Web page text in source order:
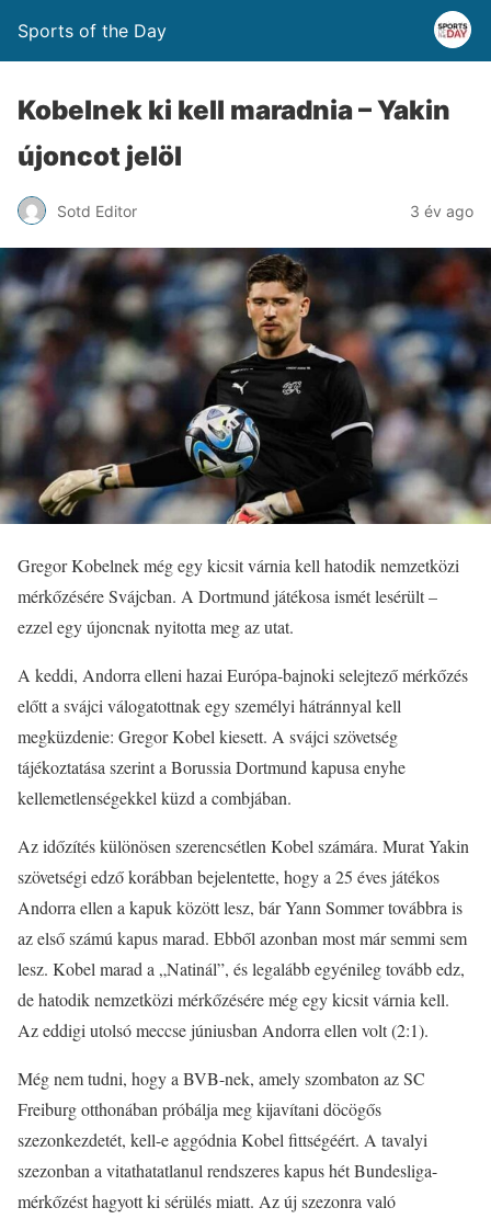
Sports of the Day
Kobelnek ki kell maradnia – Yakin
újoncot jelöl
Sotd Editor 3 év ago
Gregor Kobelnek még egy kicsit várnia kell hatodik nemzetközi
mérkőzésére Svájcban. A Dortmund játékosa ismét lesérült –
ezzel egy újoncnak nyitotta meg az utat.
A keddi, Andorra elleni hazai Európa-bajnoki selejtező mérkőzés
előtt a svájci válogatottnak egy személyi hátránnyal kell
megküzdenie: Gregor Kobel kiesett. A svájci szövetség
tájékoztatása szerint a Borussia Dortmund kapusa enyhe
kellemetlenségekkel küzd a combjában.
Az időzítés különösen szerencsétlen Kobel számára. Murat Yakin
szövetségi edző korábban bejelentette, hogy a 25 éves játékos
Andorra ellen a kapuk között lesz, bár Yann Sommer továbbra is
az első számú kapus marad. Ebből azonban most már semmi sem
lesz. Kobel marad a „Natinál”, és legalább egyénileg tovább edz,
de hatodik nemzetközi mérkőzésére még egy kicsit várnia kell.
Az eddigi utolsó meccse júniusban Andorra ellen volt (2:1).
Még nem tudni, hogy a BVB-nek, amely szombaton az SC
Freiburg otthonában próbálja meg kijavítani döcögős
szezonkezdetét, kell-e aggódnia Kobel fittségéért. A tavalyi
szezonban a vitathatatlanul rendszeres kapus hét Bundesliga-
mérkőzést hagyott ki sérülés miatt. Az új szezonra való